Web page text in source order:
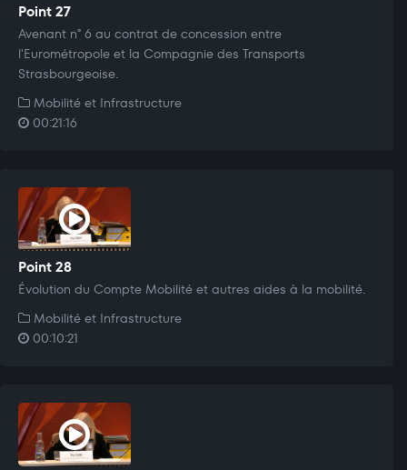
Point 27
Avenant n° 6 au contrat de concession entre
l'Eurométropole et la Compagnie des Transports
Strasbourgeoise.
Mobilité et Infrastructure
00:21:16
Point 28
Évolution du Compte Mobilité et autres aides à la mobilité.
Mobilité et Infrastructure
00:10:21